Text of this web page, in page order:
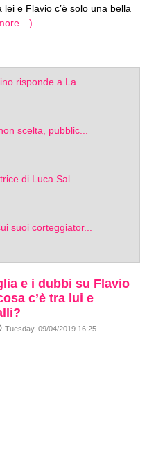
e Flavio c’è solo una bella
risponde a La...
scelta, pubblic...
di Luca Sal...
suoi corteggiator...
e i dubbi su Flavio
c’è tra lui e
Tuesday, 09/04/2019 16:25